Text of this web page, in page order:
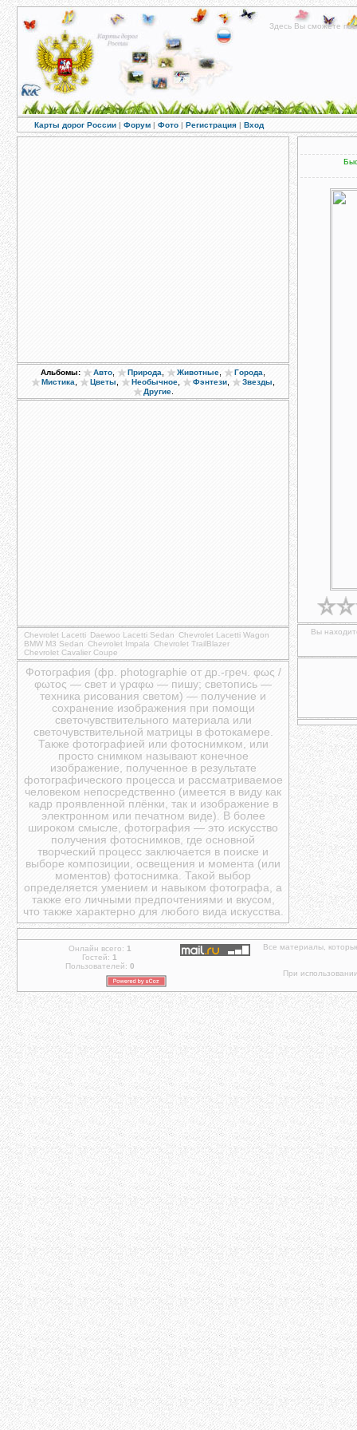
Здесь Вы сможете
Карты дорог России | Форум | Фото | Регистрация | Вход
Альбомы: Авто Природа Животные Города
Мистика Цветы Необычное Фэнтези Звезды
Другие.
Chevrolet Lacetti Daewoo Lacetti Sedan Chevrolet Lacetti Wagon
BMW M3 Sedan Chevrolet Impala Chevrolet TrailBlazer
Chevrolet Cavalier Coupe
Фотография (фр. photographie от др.-греч. φως /
φωτος — свет и γραφω — пишу; светопись —
техника рисования светом) — получение и
сохранение изображения при помощи
светочувствительного материала или
светочувствительной матрицы в фотокамере.
Также фотографией или фотоснимком, или
просто снимком называют конечное
изображение, полученное в результате
фотографического процесса и рассматриваемое
человеком непосредственно (имеется в виду как
кадр проявленной плёнки, так и изображение в
электронном или печатном виде). В более
широком смысле, фотография — это искусство
получения фотоснимков, где основной
творческий процесс заключается в поиске и
выборе композиции, освещения и момента (или
моментов) фотоснимка. Такой выбор
определяется умением и навыком фотографа, а
также его личными предпочтениями и вкусом,
что также характерно для любого вида искусства.
Вы
Онлайн всего: 1
Гостей: 1
Пользователей: 0
Все материалы,
При